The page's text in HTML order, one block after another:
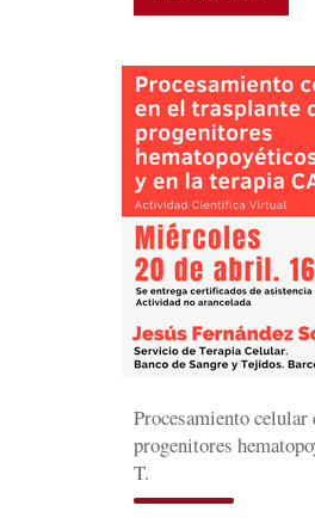
Procesamiento celular
progenitores
T.